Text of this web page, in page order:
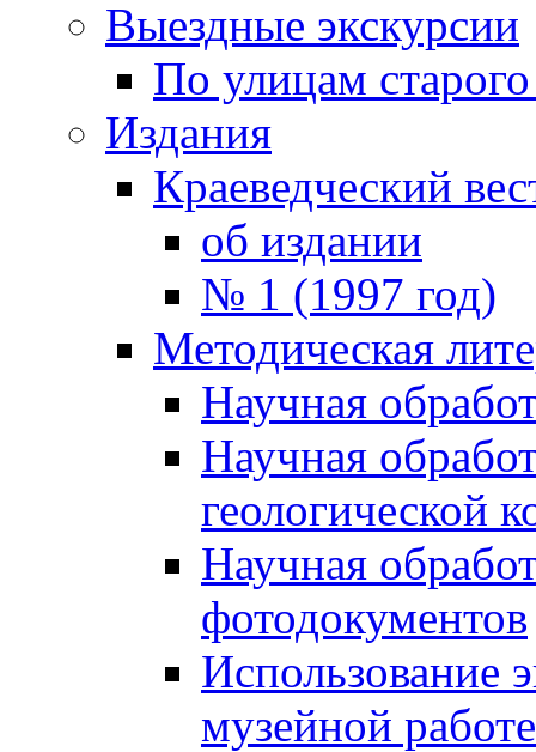
Выездные экскурсии
По улицам
Издания
Краеведческий
об издании
№ 1 (1997 год)
Методическая
Научная
Научная
геологической
Научная
фотодокументов
Использование
музейной работе